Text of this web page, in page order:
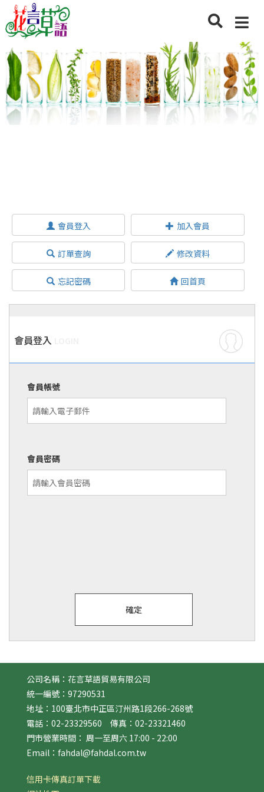
會員登入 加入會員
訂單查詢 修改資料
忘記密碼 回首頁
會員登入
會員帳號
會員密碼
公司名稱：花言草語貿易有限公司
統一編號：97290531
地址：100臺北市中正區汀州路1段266-268號
電話：02-23329560 傳真：02-23321460
門市營業時間： 周一至周六 17:00 - 22:00
Email：fahdal@fahdal.com.tw
信用卡傳真訂單下載